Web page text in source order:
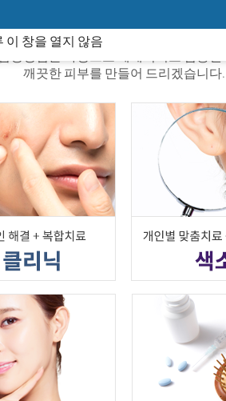
이 창을 열지 않음
진료안내
깨끗한 피부를 만들어 드리겠습니다.